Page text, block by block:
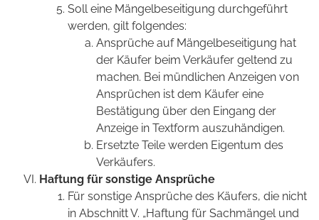
Soll eine Mängelbeseitigung durchgeführt
werden, gilt folgendes:
Ansprüche auf Mängelbeseitigung hat
der Käufer beim Verkäufer geltend zu
machen. Bei mündlichen Anzeigen von
Ansprüchen ist dem Käufer eine
Bestätigung über den Eingang der
Anzeige in Textform auszuhändigen.
Ersetzte Teile werden Eigentum des
Verkäufers.
Haftung für sonstige Ansprüche
Für sonstige Ansprüche des Käufers, die nicht
in Abschnitt V. „Haftung für Sachmängel und